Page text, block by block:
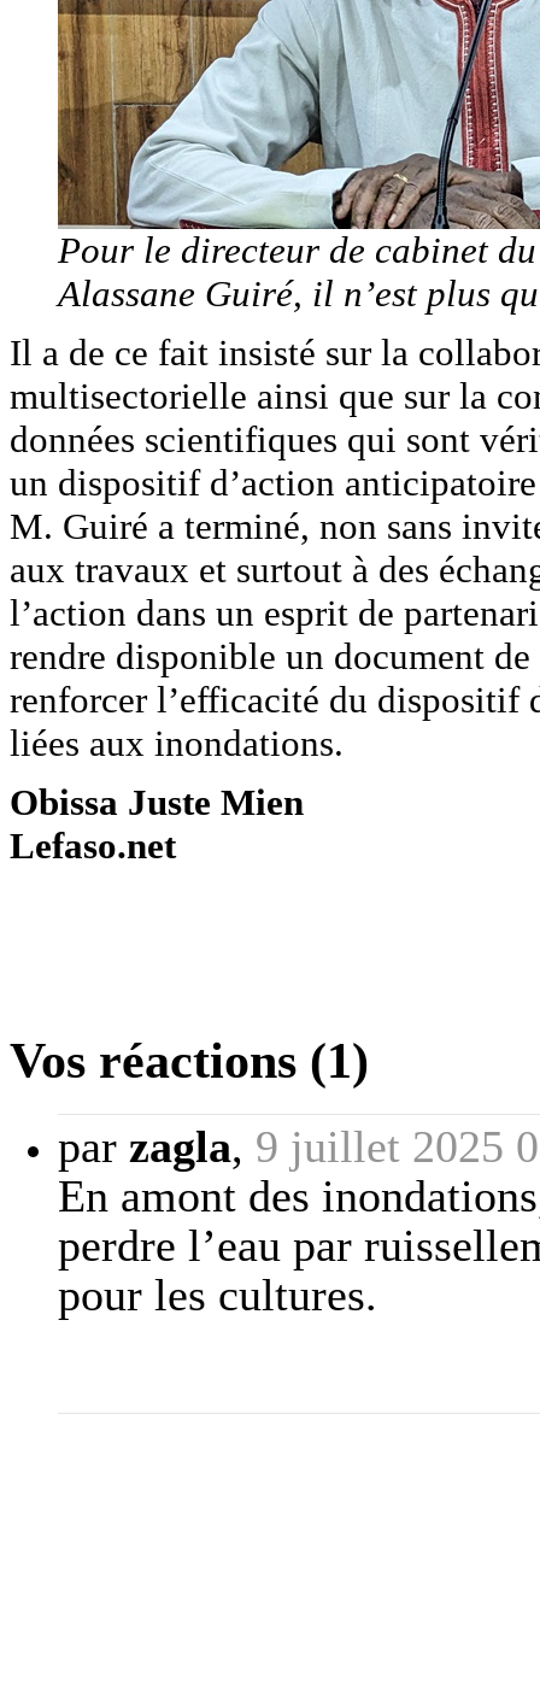
Pour le directeur de cabinet
Alassane Guiré, il n’est plus
Il a de ce fait insisté sur la
multisectorielle ainsi que sur la
données scientifiques qui sont
un dispositif d’action
M. Guiré a terminé, non sans
aux travaux et surtout à des
l’action dans un esprit de
rendre disponible un document
renforcer l’efficacité du dispositif
liées aux inondations.
Obissa Juste Mien
Lefaso.net
Vos réactions (1)
par zagla, 9 juillet 2025
En amont des
perdre l’eau par
pour les cultures.